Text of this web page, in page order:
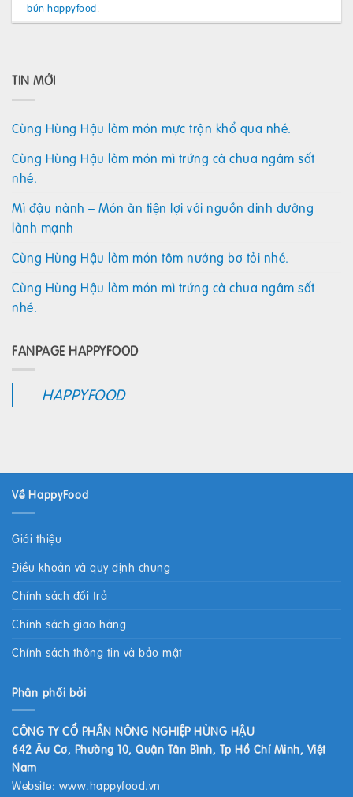
bún happyfood.
TIN MỚI
Cùng Hùng Hậu làm món mực trộn khổ qua nhé.
Cùng Hùng Hậu làm món mì trứng cà chua ngâm sốt
nhé.
Mì đậu nành – Món ăn tiện lợi với nguồn dinh dưỡng
lành mạnh
Cùng Hùng Hậu làm món tôm nướng bơ tỏi nhé.
Cùng Hùng Hậu làm món mì trứng cà chua ngâm sốt
nhé.
FANPAGE HAPPYFOOD
HAPPYFOOD
Về HappyFood
Giới thiệu
Điều khoản và quy định chung
Chính sách đổi trả
Chính sách giao hàng
Chính sách thông tin và bảo mật
Phân phối bởi
CÔNG TY CỔ PHẦN NÔNG NGHIỆP HÙNG HẬU
642 Âu Cơ, Phường 10, Quận Tân Bình, Tp Hồ Chí Minh, Việt
Nam
Website: www.happyfood.vn